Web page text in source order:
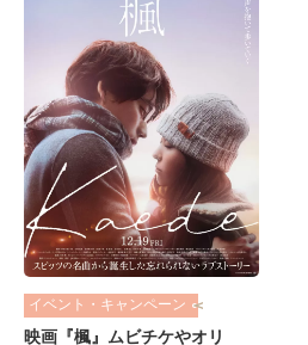
イベント・キャンペーン
映画『楓』ムビチケやオリ